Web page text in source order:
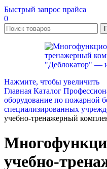
Быстрый запрос прайса
0
Нажмите, чтобы увеличить
Главная Каталог
оборудование по пожарной
специализированных
учебно-тренажерный
учебно-